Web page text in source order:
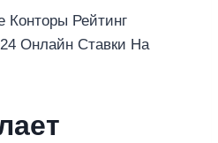
Конторы Рейтинг
Онлайн Ставки На